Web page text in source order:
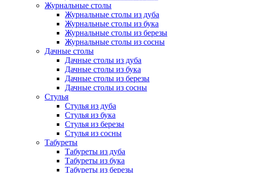
Журнальные столы
Журнальные столы из дуба
Журнальные столы из бука
Журнальные столы из березы
Журнальные столы из сосны
Дачные столы
Дачные столы из дуба
Дачные столы из бука
Дачные столы из березы
Дачные столы из сосны
Стулья
Стулья из дуба
Стулья из бука
Стулья из березы
Стулья из сосны
Табуреты
Табуреты из дуба
Табуреты из бука
Табуреты из березы